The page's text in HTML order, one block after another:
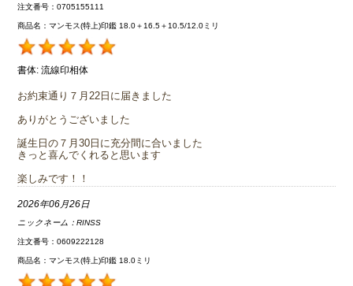
注文番号：0705155111
商品名：マンモス(特上)印鑑 18.0＋16.5＋10.5/12.0ミリ
書体: 流線印相体
お約束通り７月22日に届きました
ありがとうございました
誕生日の７月30日に充分間に合いました
きっと喜んでくれると思います
楽しみです！！
2026年06月26日
ニックネーム：RINSS
注文番号：0609222128
商品名：マンモス(特上)印鑑 18.0ミリ